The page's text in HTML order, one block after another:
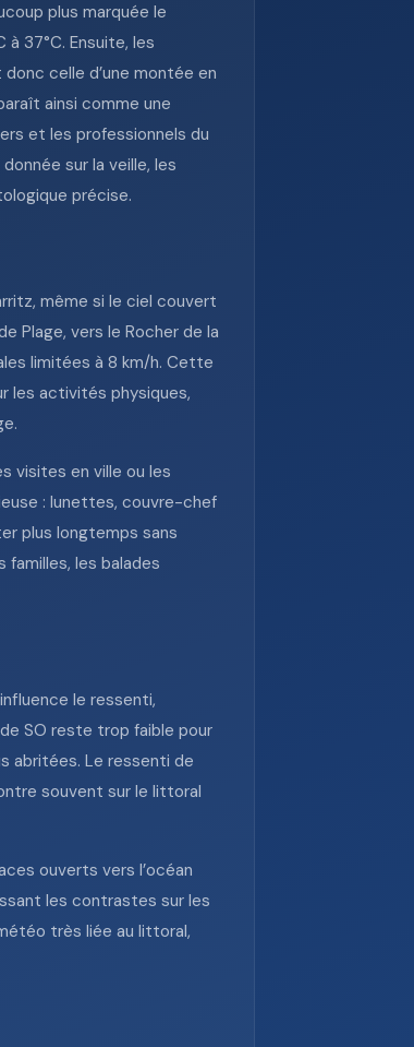
plus marquée le
37°C. Ensuite, les
celle d’une montée en
ainsi comme une
et les professionnels du
sur la veille, les
précise.
même si le ciel couvert
Plage, vers le Rocher de la
limitées à 8 km/h. Cette
les activités physiques,
visites en ville ou les
: lunettes, couvre-chef
plus longtemps sans
les balades
le ressenti,
SO reste trop faible pour
abritées. Le ressenti de
souvent sur le littoral
ouverts vers l’océan
les contrastes sur les
très liée au littoral,